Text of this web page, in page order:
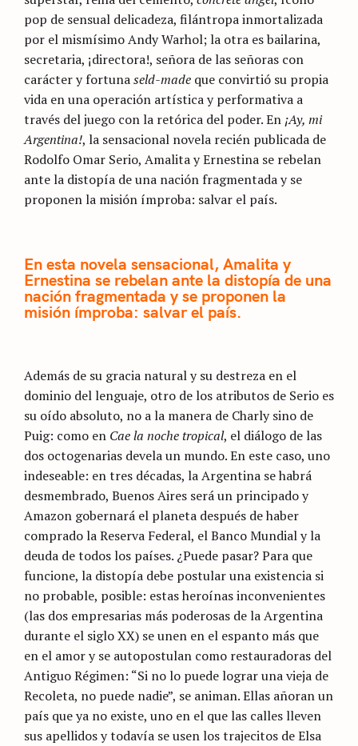
pop de sensual delicadeza, filántropa inmortalizada
por el mismísimo Andy Warhol; la otra es bailarina,
secretaria, ¡directora!, señora de las señoras con
carácter y fortunaseld-made que convirtió su propia
vida en una operación artística y performativa a
través del juego con la retórica del poder. En ¡Ay, mi
Argentina!, la sensacional novela recién publicada de
Rodolfo Omar Serio, Amalita y Ernestina se rebelan
ante la distopía de una nación fragmentada y se
proponen la misión ímproba: salvar el país.
En esta novela sensacional, Amalita y
Ernestina se rebelan ante la distopía de una
nación fragmentada y se proponen la
misión ímproba: salvar el país.
Además de su gracia natural y su destreza en el
dominio del lenguaje, otro de los atributos de Serio es
su oído absoluto, no a la manera de Charly sino de
Puig: como en Cae la noche tropical, el diálogo de las
dos octogenarias devela un mundo. En este caso, uno
indeseable: en tres décadas, la Argentina se habrá
desmembrado, Buenos Aires será un principado y
Amazon gobernará el planeta después de haber
comprado la Reserva Federal, el Banco Mundial y la
deuda de todos los países. ¿Puede pasar? Para que
funcione, la distopía debe postular una existencia si
no probable, posible: estas heroínas inconvenientes
(las dos empresarias más poderosas de la Argentina
durante el siglo XX) se unen en el espanto más que
en el amor y se autopostulan como restauradoras del
Antiguo Régimen: “Si no lo puede lograr una vieja de
Recoleta, no puede nadie”, se animan. Ellas añoran un
país que ya no existe, uno en el que las calles lleven
sus apellidos y todavía se usen los trajecitos de Elsa